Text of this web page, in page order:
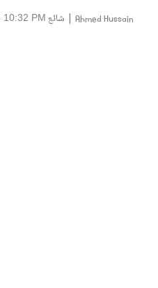
Ahmed Hussain
| شائع 10:32 PM